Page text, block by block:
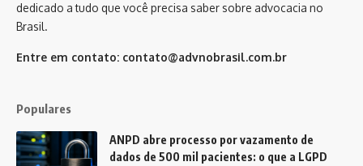
dedicado a tudo que você precisa saber sobre advocacia no
Brasil.
Entre em contato: contato@advnobrasil.com.br
Populares
ANPD abre processo por vazamento de
dados de 500 mil pacientes: o que a LGPD